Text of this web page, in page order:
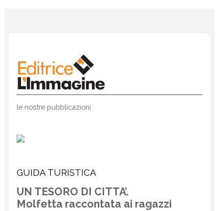
le nostre pubblicazioni
GUIDA TURISTICA
UN TESORO DI CITTA’.
Molfetta raccontata ai ragazzi